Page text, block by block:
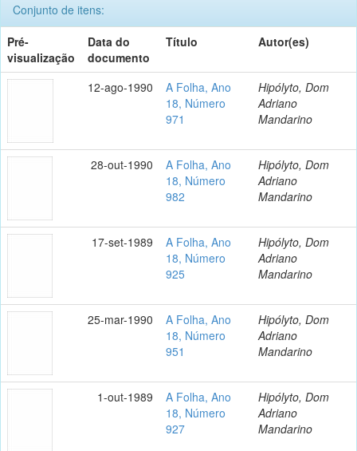
Conjunto de itens:
Pré-
visualização
Data do
documento
Título Autor(es)
12-ago-1990
A Folha, Ano
18, Número
971
Hipólyto, Dom
Adriano
Mandarino
28-out-1990
A Folha, Ano
18, Número
982
Hipólyto, Dom
Adriano
Mandarino
17-set-1989
A Folha, Ano
18, Número
925
Hipólyto, Dom
Adriano
Mandarino
25-mar-1990
A Folha, Ano
18, Número
951
Hipólyto, Dom
Adriano
Mandarino
1-out-1989
A Folha, Ano
18, Número
927
Hipólyto, Dom
Adriano
Mandarino